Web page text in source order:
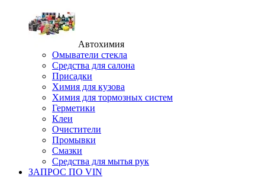
Автохимия
Омыватели стекла
Средства для салона
Присадки
Химия для кузова
Химия для тормозных систем
Герметики
Клеи
Очистители
Промывки
Смазки
Средства для мытья рук
ЗАПРОС ПО VIN